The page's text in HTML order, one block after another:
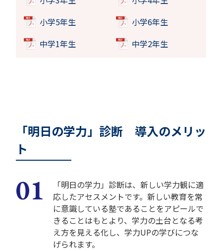
小学5年生
小学6年生
中学1年生
中学2年生
「明日の学力」診断 導入のメリッ
ト
「明日の学力」診断は、新しい学力観に適
応したアセスメントです。新しい教育を常
に意識している塾であることをアピールで
きることはもとより、学力の土台となる考
え方を見える化し、学力UPの学びにつな
げられます。